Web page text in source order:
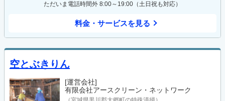
ただいま電話時間外 8:00～19:00（土日祝も対応）
料金・サービスを見る
空とぶきりん
[運営会社]
有限会社アースクリーン・ネットワーク